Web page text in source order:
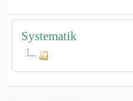
Systematik